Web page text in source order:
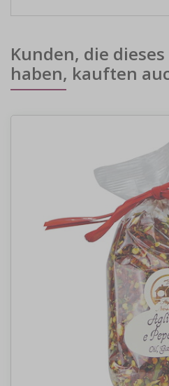
Kunden, die
haben, kauften